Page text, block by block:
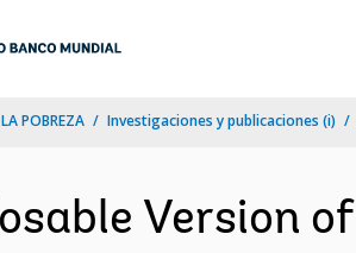
POBREZA Investigaciones y publicaciones (i)
Version